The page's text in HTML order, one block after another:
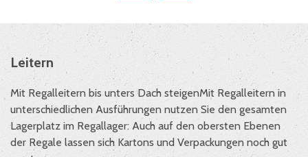
Leitern
Mit Regalleitern bis unters Dach steigenMit Regalleitern in
unterschiedlichen Ausführungen nutzen Sie den gesamten
Lagerplatz im Regallager: Auch auf den obersten Ebenen
der Regale lassen sich Kartons und Verpackungen noch gut